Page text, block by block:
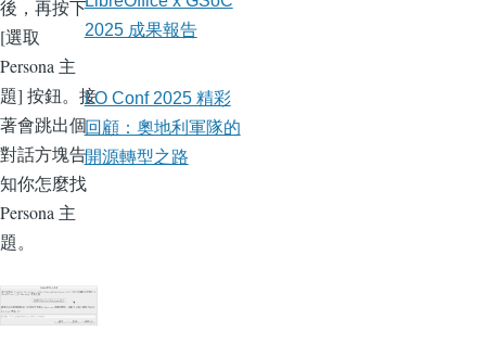
後，再按下
[選取
Persona 主
題] 按鈕。接
著會跳出個
對話方塊告
知你怎麼找
Persona 主
題。
2025 成果報告
LO Conf 2025 精彩
回顧：奧地利軍隊的
開源轉型之路